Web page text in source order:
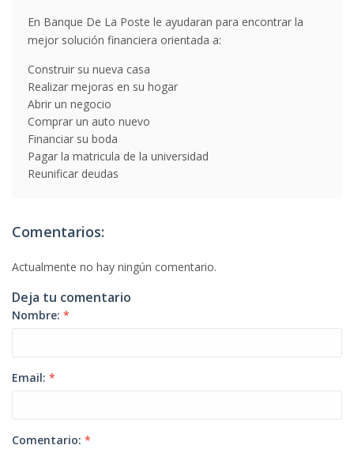
En Banque De La Poste le ayudaran para encontrar la
mejor solución financiera orientada a:
Construir su nueva casa
Realizar mejoras en su hogar
Abrir un negocio
Comprar un auto nuevo
Financiar su boda
Pagar la matricula de la universidad
Reunificar deudas
Comentarios:
Actualmente no hay ningún comentario.
Deja tu comentario
Nombre: *
Email: *
Comentario: *